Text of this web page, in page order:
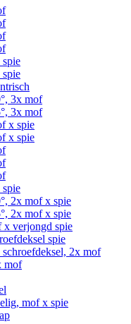
3x mof
3x mof
x spie
x spie
2x mof x spie
2x mof x spie
x verjongd spie
spie
2x mof
mof
mof x spie